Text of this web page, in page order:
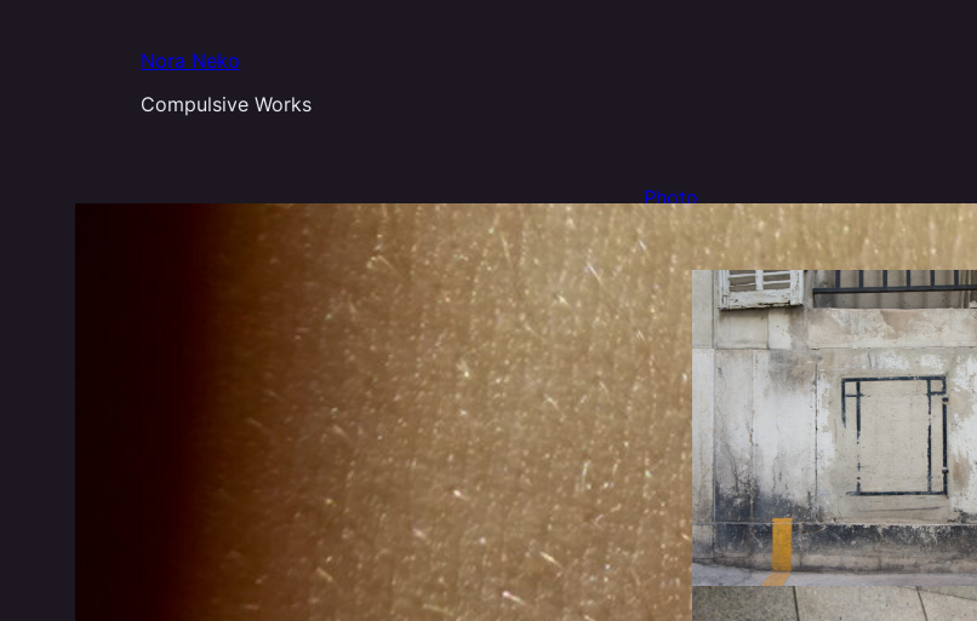
Nora Neko
Compulsive Works
Photo
Photo 2017